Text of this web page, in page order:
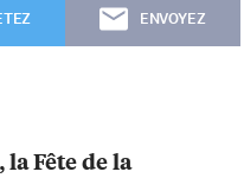
ENVOYEZ
la Fête de la